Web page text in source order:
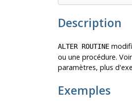
Description
ALTER ROUTINE
ou une procédure. Voir
paramètres, plus
Exemples